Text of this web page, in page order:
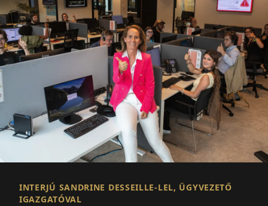
INTERJÚ SANDRINE DESSEILLE-LEL, ÜGYVEZETŐ
IGAZGATÓVAL